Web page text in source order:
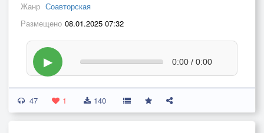
Жанр Соавторская
Размещено 08.01.2025 07:32
▶ 0:00 / 0:00
47 1 140